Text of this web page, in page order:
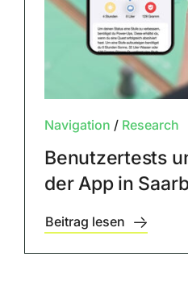
Navigation / Research
Benutzertests
der App in
Beitrag lesen